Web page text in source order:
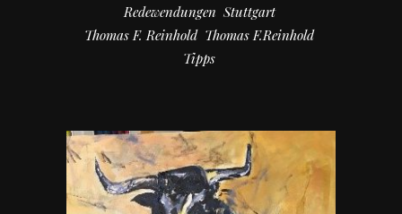
Redewendungen Stuttgart
Thomas F. Reinhold Thomas F.Reinhold
Tipps